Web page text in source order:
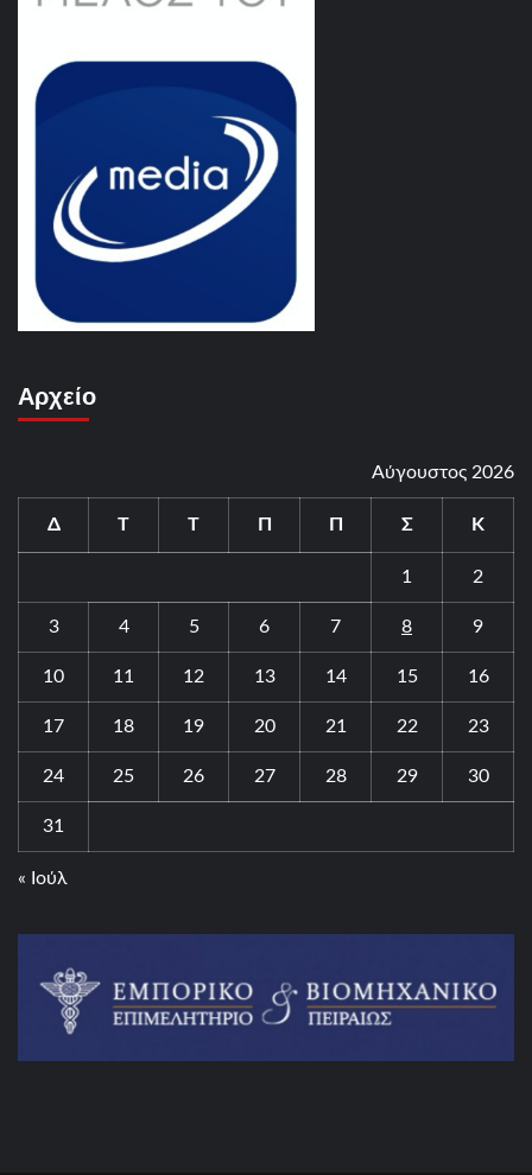
Αρχείο
Αύγουστος 2026
Δ Τ Τ Π Π Σ Κ
1 2
3 4 5 6 7 8 9
10 11 12 13 14 15 16
17 18 19 20 21 22 23
24 25 26 27 28 29 30
31
« Ιούλ